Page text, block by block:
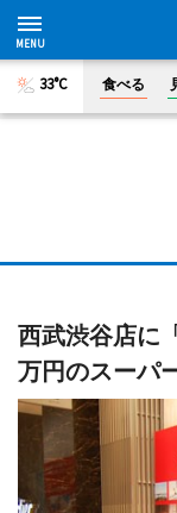
33°C 食べる
西武渋谷店に
万円のスーパ